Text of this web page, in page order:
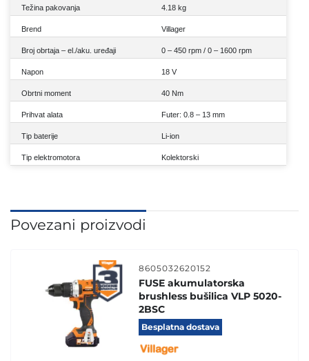
Težina pakovanja 4.18 kg
Brend Villager
Broj obrtaja – el./aku. uređaji 0 – 450 rpm / 0 – 1600 rpm
Napon 18 V
Obrtni moment 40 Nm
Prihvat alata Futer: 0.8 – 13 mm
Tip baterije Li-ion
Tip elektromotora Kolektorski
Povezani proizvodi
8605032620152
FUSE akumulatorska
brushless bušilica VLP 5020-
2BSC
Besplatna dostava